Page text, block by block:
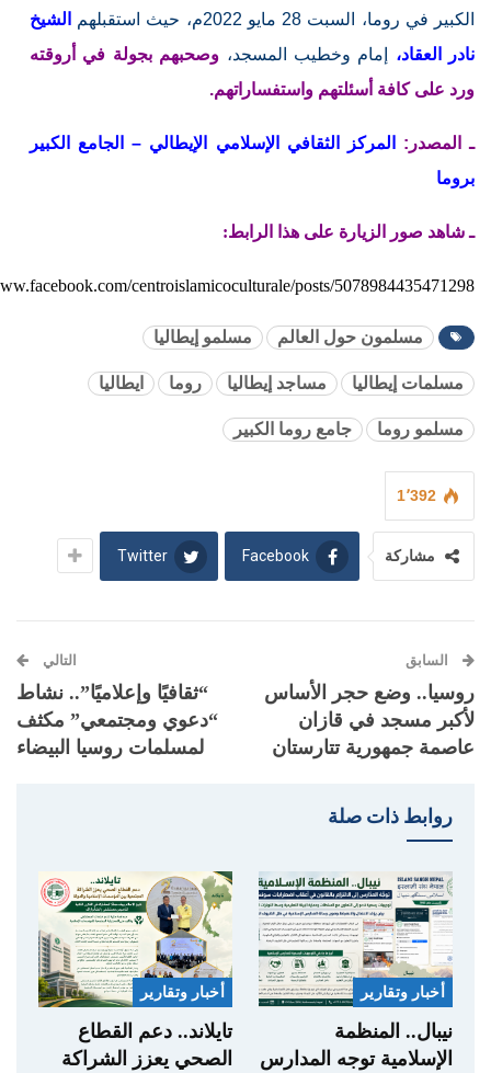
الكبير في روما، السبت 28 مايو 2022م، حيث استقبلهم
الشيخ
نادر العقاد، إمام وخطيب المسجد، وصحبهم بجولة في أروقته
ورد على كافة أسئلتهم واستفساراتهم.
ـ المصدر:
المركز الثقافي الإسلامي الإيطالي – الجامع الكبير
بروما
ـ شاهد صور الزيارة على هذا الرابط:
centroislamicoculturale/posts/5078984435471298
مسلمون حول العالم مسلمو إيطاليا
مسلمات إيطاليا مساجد إيطاليا روما ايطاليا
مسلمو روما جامع روما الكبير
1٬392
مشاركة Facebook
Twitter
السابق
روسيا.. وضع حجر الأساس
لأكبر مسجد في قازان
عاصمة جمهورية تتارستان
التالي
“ثقافيًا وإعلاميًا”.. نشاط
“دعوي ومجتمعي” مكثف
لمسلمات روسيا البيضاء
روابط ذات صلة
أخبار وتقارير
نيبال.. المنظمة
الإسلامية توجه المدارس
أخبار وتقارير
تايلاند.. دعم القطاع
الصحي يعزز الشراكة